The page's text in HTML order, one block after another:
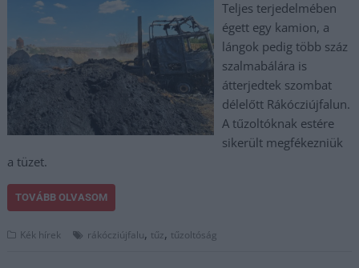
Teljes terjedelmében
égett egy kamion, a
lángok pedig több száz
szalmabálára is
átterjedtek szombat
délelőtt Rákócziújfalun.
A tűzoltóknak estére
sikerült megfékezniük
a tüzet.
TOVÁBB OLVASOM
Kék hírek rákócziújfalu, tűz, tűzoltóság